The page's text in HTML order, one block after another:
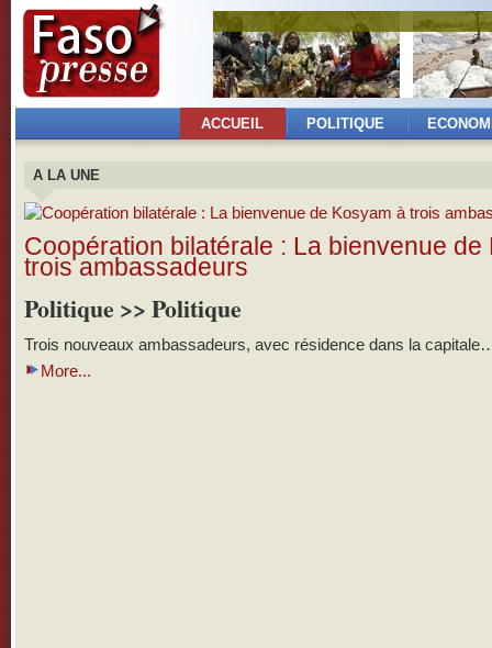
ACCUEIL POLITIQUE
A LA UNE
Coopération bilatérale : La bienvenue de
trois ambassadeurs
Politique >> Politique
Trois nouveaux ambassadeurs, avec résidence dans la
More...